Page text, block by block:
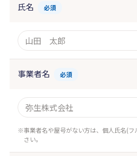
氏名 必須
事業者名 必須
事業者名や屋号がない方は、個人氏名(
さい。